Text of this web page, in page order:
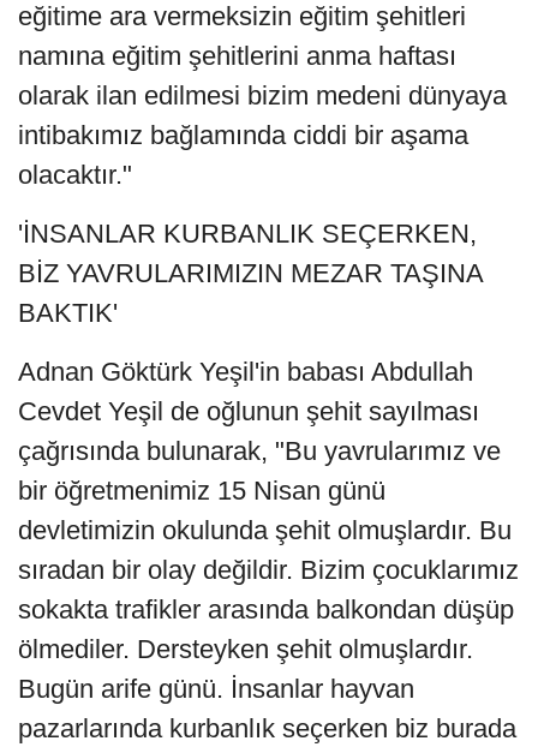
eğitime ara vermeksizin eğitim şehitleri
namına eğitim şehitlerini anma haftası
olarak ilan edilmesi bizim medeni dünyaya
intibakımız bağlamında ciddi bir aşama
olacaktır."
'İNSANLAR KURBANLIK SEÇERKEN,
BİZ YAVRULARIMIZIN MEZAR TAŞINA
BAKTIK'
Adnan Göktürk Yeşil'in babası Abdullah
Cevdet Yeşil de oğlunun şehit sayılması
çağrısında bulunarak, "Bu yavrularımız ve
bir öğretmenimiz 15 Nisan günü
devletimizin okulunda şehit olmuşlardır. Bu
sıradan bir olay değildir. Bizim çocuklarımız
sokakta trafikler arasında balkondan düşüp
ölmediler. Dersteyken şehit olmuşlardır.
Bugün arife günü. İnsanlar hayvan
pazarlarında kurbanlık seçerken biz burada